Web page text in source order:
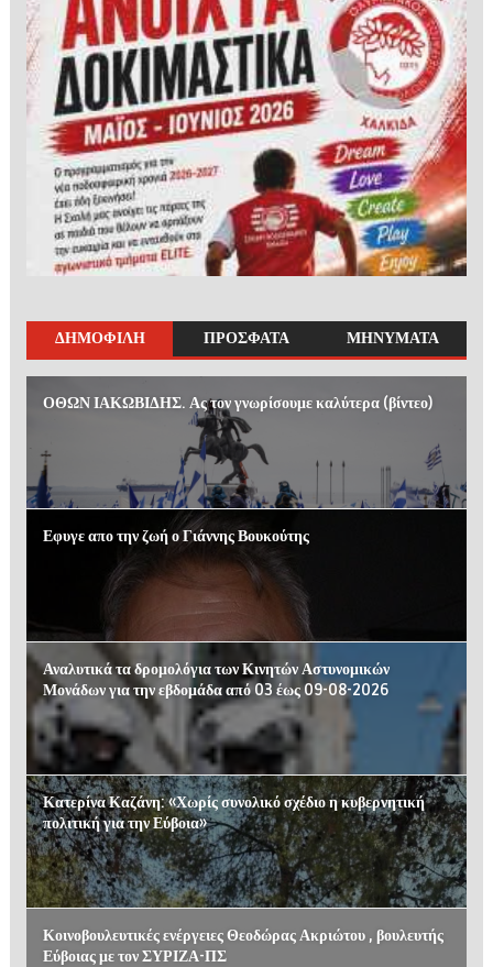
ΔΗΜΟΦΙΛΗ ΠΡΟΣΦΑΤΑ ΜΗΝΥΜΑΤΑ
ΟΘΩΝ ΙΑΚΩΒΙΔΗΣ. Ας τον γνωρίσουμε καλύτερα (βίντεο)
Εφυγε απο την ζωή ο Γιάννης Βουκούτης
Αναλυτικά τα δρομολόγια των Κινητών Αστυνομικών
Μονάδων για την εβδομάδα από 03 έως 09-08-2026
Κατερίνα Καζάνη: «Χωρίς συνολικό σχέδιο η κυβερνητική
πολιτική για την Εύβοια»
Κοινοβουλευτικές ενέργειες Θεοδώρας Ακριώτου , βουλευτής
Εύβοιας με τον ΣΥΡΙΖΑ-ΠΣ